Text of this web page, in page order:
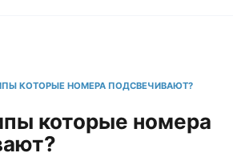
КОТОРЫЕ НОМЕРА ПОДСВЕЧИВАЮТ?
которые номера